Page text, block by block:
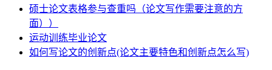
硕士论文表格参与查重吗（论文写作需要注意的方
面））
运动训练毕业论文
如何写论文的创新点(论文主要特色和创新点怎么写)